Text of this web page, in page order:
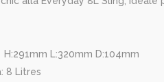
L:320mm D:104mm
8 Litres